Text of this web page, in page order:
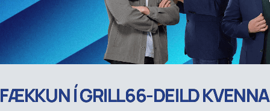
FÆKKUN Í GRILL66-DEILD KVENNA